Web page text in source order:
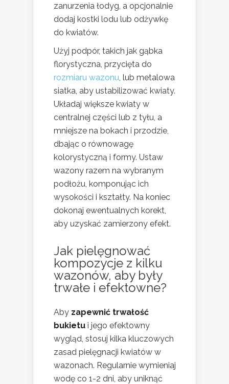
zanurzenia łodyg, a opcjonalnie
dodaj kostki lodu lub odżywkę
do kwiatów.
Użyj podpór, takich jak gąbka
florystyczna, przycięta do
rozmiaru wazonu, lub metalowa
siatka, aby ustabilizować kwiaty.
Układaj większe kwiaty w
centralnej części lub z tyłu, a
mniejsze na bokach i przodzie,
dbając o równowagę
kolorystyczną i formy. Ustaw
wazony razem na wybranym
podłożu, komponując ich
wysokości i kształty. Na koniec
dokonaj ewentualnych korekt,
aby uzyskać zamierzony efekt.
Jak pielęgnować
kompozycje z kilku
wazonów, aby były
trwałe i efektowne?
Aby zapewnić trwałość
bukietu i jego efektowny
wygląd, stosuj kilka kluczowych
zasad pielęgnacji kwiatów w
wazonach. Regularnie wymieniaj
wodę co 1-2 dni, aby uniknąć